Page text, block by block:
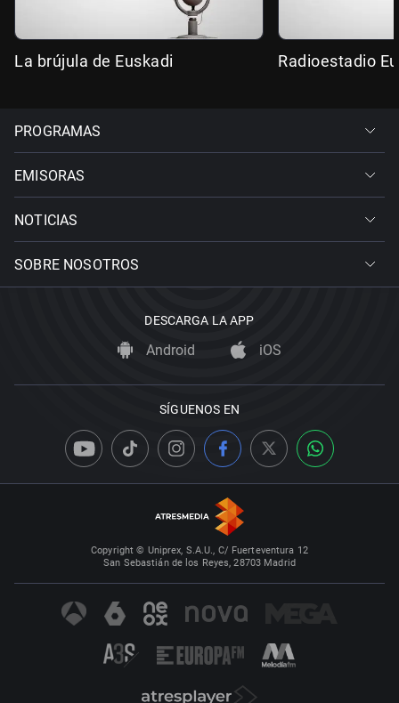
La brújula de Euskadi Radioestadio
PROGRAMAS
EMISORAS
NOTICIAS
SOBRE NOSOTROS
DESCARGA LA APP
Android iOS
SÍGUENOS EN
Copyright © Uniprex, S.A.U., C/ Fuerteventura 12
San Sebastián de los Reyes, 28703 Madrid